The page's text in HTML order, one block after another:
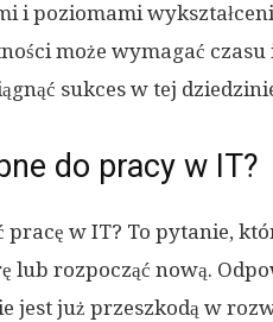
i poziomami
może wymagać czasu
sukces w tej
do pracy w IT?
w IT? To pytanie,
lub rozpocząć nową.
jest już przeszkodą w